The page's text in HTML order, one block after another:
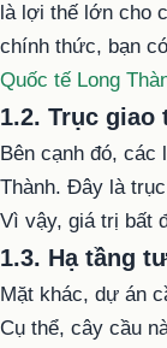
là lợi thế lớn cho
chính thức, bạn
Quốc tế Long
1.2. Trục
Bên cạnh đó, các
Thành. Đây là
Vì vậy, giá trị bất
1.3. Hạ tầng
Mặt khác, dự án
Cụ thể, cây cầu